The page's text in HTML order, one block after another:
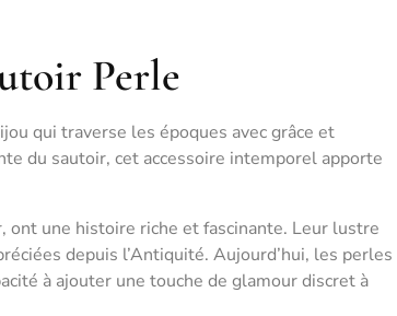
Perle
qui traverse les époques avec grâce et
du sautoir, cet accessoire intemporel apporte
ont une histoire riche et fascinante. Leur lustre
depuis l’Antiquité. Aujourd’hui, les perles
à ajouter une touche de glamour discret à